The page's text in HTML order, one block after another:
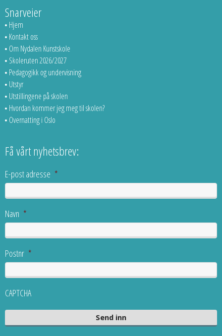
Snarveier
Hjem
Kontakt oss
Om Nydalen Kunstskole
Skoleruten 2026/2027
Pedagogikk og undervisning
Utstyr
Utstillingene på skolen
Hvordan kommer jeg meg til skolen?
Overnatting i Oslo
Få vårt nyhetsbrev:
E-post adresse *
Navn *
Postnr *
CAPTCHA